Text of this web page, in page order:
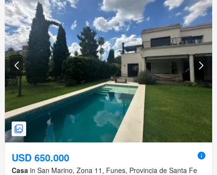
USD 650.000
Casa in San Marino, Zona 11, Funes, Provincia de Santa Fe